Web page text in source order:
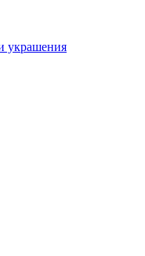
украшения